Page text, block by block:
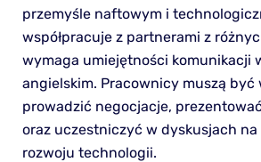
przemyśle naftowym i
współpracuje z partnerami z
wymaga umiejętności komunikacji
angielskim. Pracownicy muszą być
prowadzić negocjacje,
oraz uczestniczyć w dyskusjach
rozwoju technologii.